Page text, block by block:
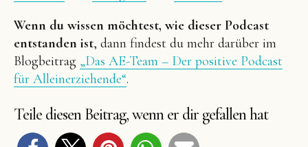
Wenn du wissen möchtest, wie dieser Podcast
entstanden ist, dann findest du mehr darüber im
Blogbeitrag „Das AE-Team – Der positive Podcast
für Alleinerziehende“.
Teile diesen Beitrag, wenn er dir gefallen hat